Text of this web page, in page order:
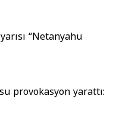
“Netanyahu
provokasyon yarattı: